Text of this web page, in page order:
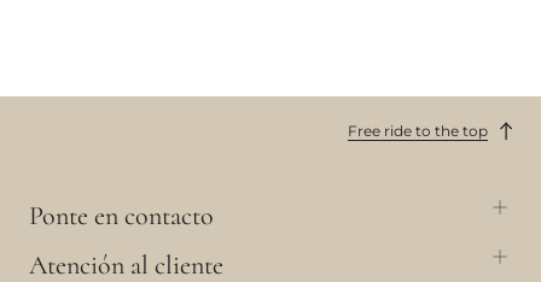
Free ride to the top
Ponte en contacto
Atención al cliente